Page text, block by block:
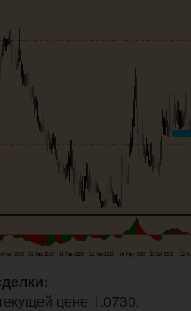
цене 1.0730;